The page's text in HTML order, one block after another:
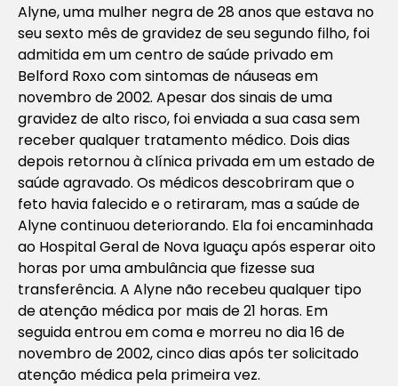
Alyne, uma mulher negra de 28 anos que estava no
seu sexto mês de gravidez de seu segundo filho, foi
admitida em um centro de saúde privado em
Belford Roxo com sintomas de náuseas em
novembro de 2002. Apesar dos sinais de uma
gravidez de alto risco, foi enviada a sua casa sem
receber qualquer tratamento médico. Dois dias
depois retornou à clínica privada em um estado de
saúde agravado. Os médicos descobriram que o
feto havia falecido e o retiraram, mas a saúde de
Alyne continuou deteriorando. Ela foi encaminhada
ao Hospital Geral de Nova Iguaçu após esperar oito
horas por uma ambulância que fizesse sua
transferência. A Alyne não recebeu qualquer tipo
de atenção médica por mais de 21 horas. Em
seguida entrou em coma e morreu no dia 16 de
novembro de 2002, cinco dias após ter solicitado
atenção médica pela primeira vez.